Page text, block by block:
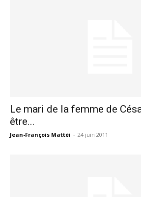
Le mari de la femme de
être...
Jean-François Mattéi - 24 juin 2011